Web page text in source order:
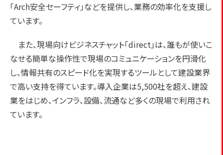
「Arch安全セーフティ」などを提供し、業務の効率化を支援し
ています。
また、現場向けビジネスチャット「direct」は、誰もが使いこ
なせる簡単な操作性で現場のコミュニケーションを円滑化
し、情報共有のスピード化を実現するツールとして建設業界
で高い支持を得ています。導入企業は5,500社を超え、建設
業をはじめ、インフラ、設備、流通など多くの現場で利用され
ています。